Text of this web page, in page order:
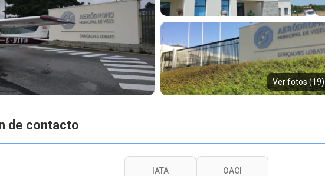
Ver fotos (19)
de contacto
IATA OACI